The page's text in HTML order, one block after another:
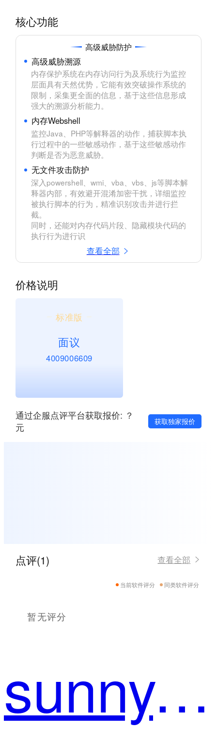
核心功能
高级威胁防护
高级威胁溯源
内存保护系统在内存访问行为及系统行为监控
层面具有天然优势，它能有效突破操作系统的
限制，采集更全面的信息，基于这些信息形成
强大的溯源分析能力。
内存Webshell
监控Java、PHP等解释器的动作，捕获脚本执
行过程中的一些敏感动作，基于这些敏感动作
判断是否为恶意威胁。
无文件攻击防护
深入powershell、wmi、vba、vbs、js等脚本解
释器内部，有效避开混淆加密干扰，详细监控
被执行脚本的行为，精准识别攻击并进行拦
截。
同时，还能对内存代码片段、隐藏模块代码的
执行行为进行识
查看全部
价格说明
标准版
面议
4009006609
通过企服点评平台获取报价: ？
元
获取独家报价
点评(1) 查看全部
当前软件评分 同类软件评分
暂无评分
sunny.G